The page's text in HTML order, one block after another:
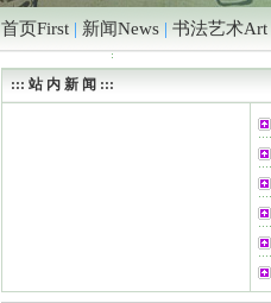
首页First | 新闻News | 书法艺术Art
::: 站 内 新 闻 :::